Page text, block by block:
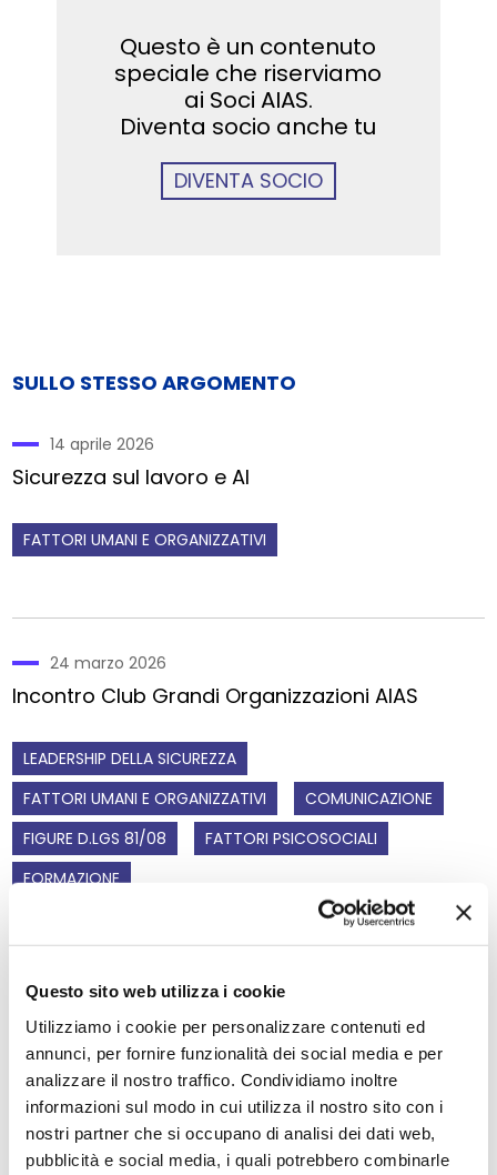
Questo sito web utilizza i cookie
Utilizziamo i cookie per personalizzare contenuti ed
annunci, per fornire funzionalità dei social media e per
analizzare il nostro traffico. Condividiamo inoltre
informazioni sul modo in cui utilizza il nostro sito con i
nostri partner che si occupano di analisi dei dati web,
pubblicità e social media, i quali potrebbero combinarle
Questo è un contenuto
speciale che riserviamo
ai Soci AIAS.
Diventa socio anche tu
DIVENTA SOCIO
SULLO STESSO ARGOMENTO
14 aprile 2026
Sicurezza sul lavoro e AI
FATTORI UMANI E ORGANIZZATIVI
24 marzo 2026
Incontro Club Grandi Organizzazioni AIAS
LEADERSHIP DELLA SICUREZZA
FATTORI UMANI E ORGANIZZATIVI
COMUNICAZIONE
FIGURE D.LGS 81/08
FATTORI PSICOSOCIALI
FORMAZIONE